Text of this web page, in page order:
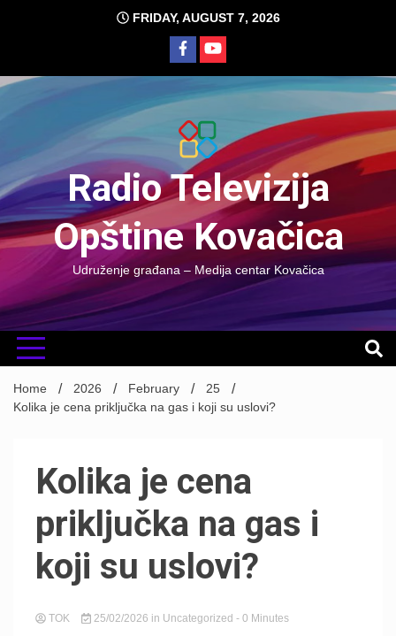
FRIDAY, AUGUST 7, 2026
Radio Televizija
Opštine Kovačica
Udruženje građana – Medija centar Kovačica
Home 2026 February
25
Kolika je cena priključka na gas i koji su uslovi?
Kolika je cena
priključka na gas i
koji su uslovi?
TOK 25/02/2026 in Uncategorized - 0 Minutes